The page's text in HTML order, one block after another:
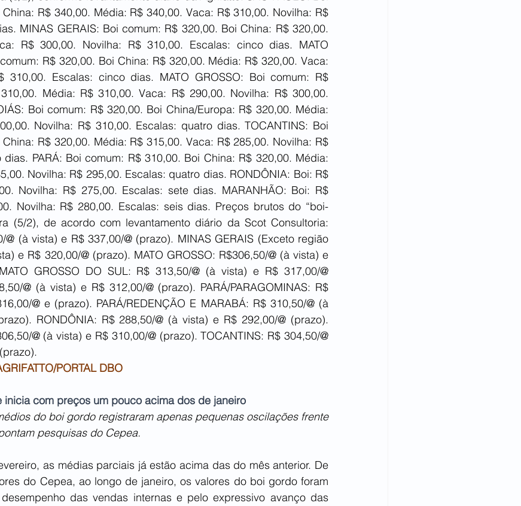
R$ 340,00. Média: R$ 340,00. Vaca: R$ 310,00. Novilha: R$
MINAS GERAIS: Boi comum: R$ 320,00. Boi China: R$ 320,00.
R$ 300,00. Novilha: R$ 310,00. Escalas: cinco dias. MATO
R$ 320,00. Boi China: R$ 320,00. Média: R$ 320,00. Vaca:
310,00. Escalas: cinco dias. MATO GROSSO: Boi comum: R$
Média: R$ 310,00. Vaca: R$ 290,00. Novilha: R$ 300,00.
Boi comum: R$ 320,00. Boi China/Europa: R$ 320,00. Média:
Novilha: R$ 310,00. Escalas: quatro dias. TOCANTINS: Boi
R$ 320,00. Média: R$ 315,00. Vaca: R$ 285,00. Novilha: R$
PARÁ: Boi comum: R$ 310,00. Boi China: R$ 320,00. Média:
Novilha: R$ 295,00. Escalas: quatro dias. RONDÔNIA: Boi: R$
Novilha: R$ 275,00. Escalas: sete dias. MARANHÃO: Boi: R$
Novilha: R$ 280,00. Escalas: seis dias. Preços brutos do “boi-
(5/2), de acordo com levantamento diário da Scot Consultoria:
@ (à vista) e R$ 337,00/@ (prazo). MINAS GERAIS (Exceto região
e R$ 320,00/@ (prazo). MATO GROSSO: R$306,50/@ (à vista) e
GROSSO DO SUL: R$ 313,50/@ (à vista) e R$ 317,00/@
@ (à vista) e R$ 312,00/@ (prazo). PARÁ/PARAGOMINAS: R$
@ e (prazo). PARÁ/REDENÇÃO E MARABÁ: R$ 310,50/@ (à
RONDÔNIA: R$ 288,50/@ (à vista) e R$ 292,00/@ (prazo).
@ (à vista) e R$ 310,00/@ (prazo). TOCANTINS: R$ 304,50/@
PORTAL DBO
inicia com preços um pouco acima dos de janeiro
do boi gordo registraram apenas pequenas oscilações frente
pesquisas do Cepea.
as médias parciais já estão acima das do mês anterior. De
do Cepea, ao longo de janeiro, os valores do boi gordo foram
das vendas internas e pelo expressivo avanço das